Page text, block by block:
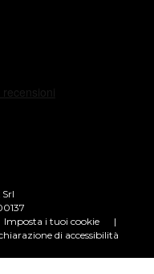
Imposta i tuoi cookie
|
di accessibilità